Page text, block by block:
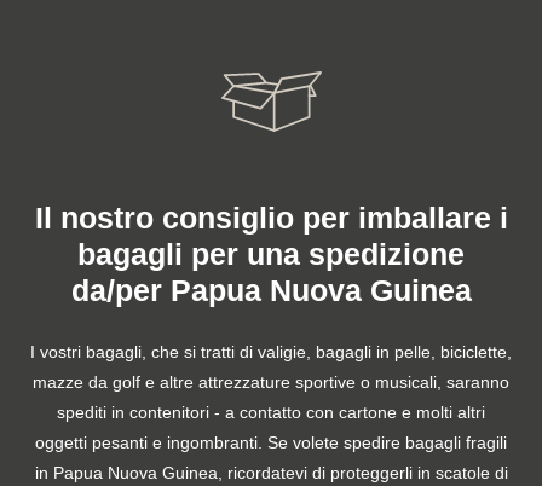
Il nostro consiglio per imballare i
bagagli per una spedizione
da/per Papua Nuova Guinea
I vostri bagagli, che si tratti di valigie, bagagli in pelle, biciclette,
mazze da golf e altre attrezzature sportive o musicali, saranno
spediti in contenitori - a contatto con cartone e molti altri
oggetti pesanti e ingombranti. Se volete spedire bagagli fragili
in Papua Nuova Guinea, ricordatevi di proteggerli in scatole di